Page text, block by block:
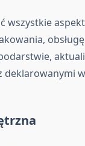
wszystkie
deklarowanymi